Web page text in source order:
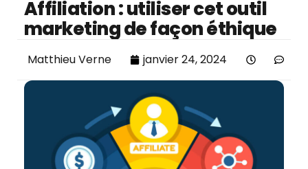
Affiliation : utiliser cet outil
marketing de façon éthique
Matthieu Verne janvier 24, 2024